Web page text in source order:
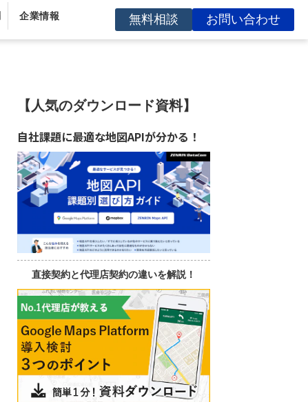
企業情報 無料相談 お問い合わせ
【人気のダウンロード資料】
自社課題に最適な地図APIが分かる！
直接契約と代理店契約の違いを解説！